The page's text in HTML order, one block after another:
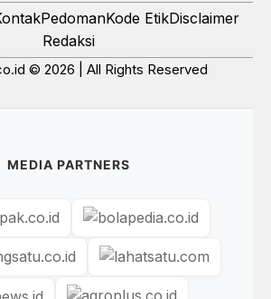
PedomanKode EtikDisclaimer
Redaksi
© 2026 | All Rights Reserved
MEDIA PARTNERS